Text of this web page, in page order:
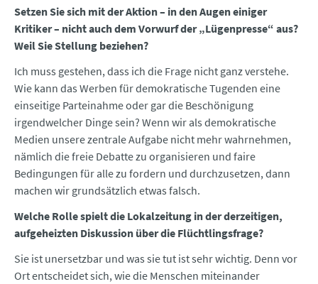
Setzen Sie sich mit der Aktion – in den Augen einiger
Kritiker – nicht auch dem Vorwurf der „Lügenpresse“ aus?
Weil Sie Stellung beziehen?
Ich muss gestehen, dass ich die Frage nicht ganz verstehe.
Wie kann das Werben für demokratische Tugenden eine
einseitige Parteinahme oder gar die Beschönigung
irgendwelcher Dinge sein? Wenn wir als demokratische
Medien unsere zentrale Aufgabe nicht mehr wahrnehmen,
nämlich die freie Debatte zu organisieren und faire
Bedingungen für alle zu fordern und durchzusetzen, dann
machen wir grundsätzlich etwas falsch.
Welche Rolle spielt die Lokalzeitung in der derzeitigen,
aufgeheizten Diskussion über die Flüchtlingsfrage?
Sie ist unersetzbar und was sie tut ist sehr wichtig. Denn vor
Ort entscheidet sich, wie die Menschen miteinander